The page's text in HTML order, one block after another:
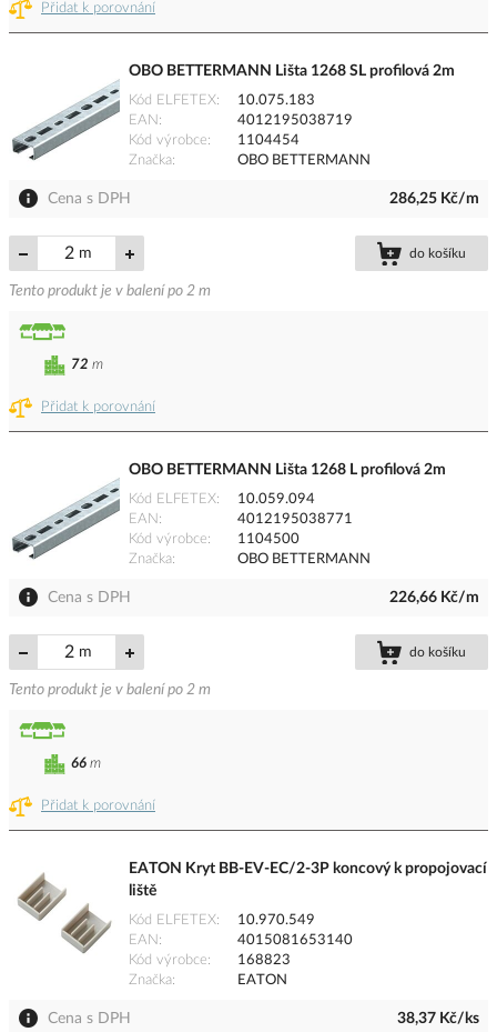
Přidat k porovnání
OBO BETTERMANN Lišta 1268 SL profilová 2m
Kód ELFETEX
10.075.183
EAN
4012195038719
Kód výrobce
1104454
Značka
OBO BETTERMANN
Cena s DPH 286,25 Kč/m
m do košíku
Tento produkt je v balení po 2 m
Přidat k porovnání
72 m
OBO BETTERMANN Lišta 1268 L profilová 2m
Kód ELFETEX
10.059.094
EAN
4012195038771
Kód výrobce
1104500
Značka
OBO BETTERMANN
Cena s DPH 226,66 Kč/m
m do košíku
Tento produkt je v balení po 2 m
Přidat k porovnání
66 m
EATON Kryt BB-EV-EC/2-3P koncový k propojovací
liště
Kód ELFETEX
10.970.549
EAN
4015081653140
Kód výrobce
168823
Značka
EATON
Cena s DPH 38,37 Kč/ks